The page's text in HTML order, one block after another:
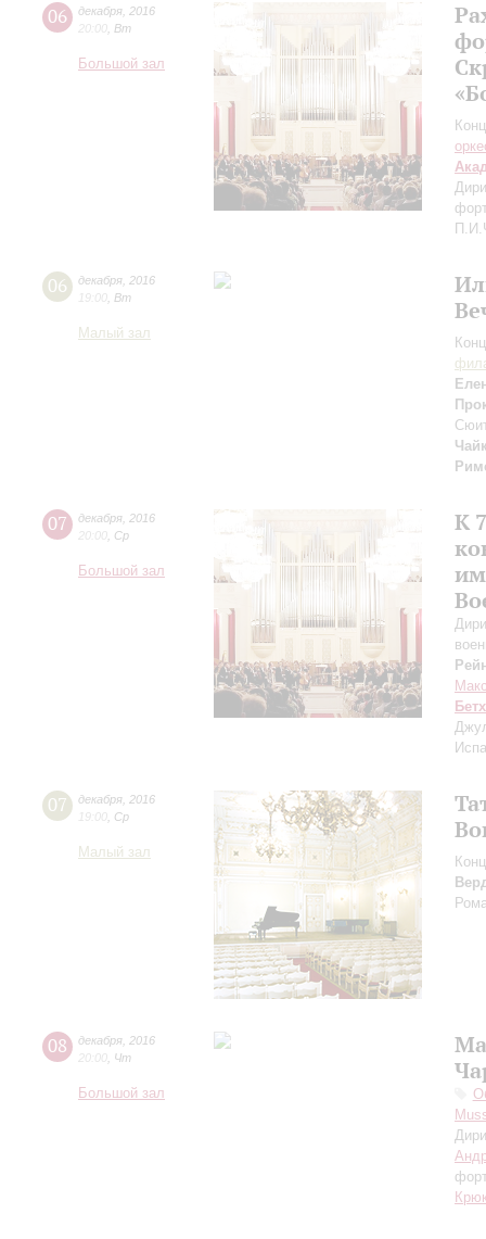
06 декабря 2016
20:00 Вт
Большой зал
06 декабря 2016
19:00 Вт
Малый зал
07 декабря 2016
20:00 Ср
Большой зал
К
07 декабря 2016
19:00 Ср
Малый зал
08 декабря 2016
20:00 Чт
Большой зал